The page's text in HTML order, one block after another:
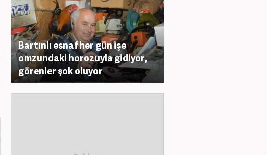
Bartınlı esnaf her gün işe
omzundaki horozuyla gidiyor,
görenler şok oluyor